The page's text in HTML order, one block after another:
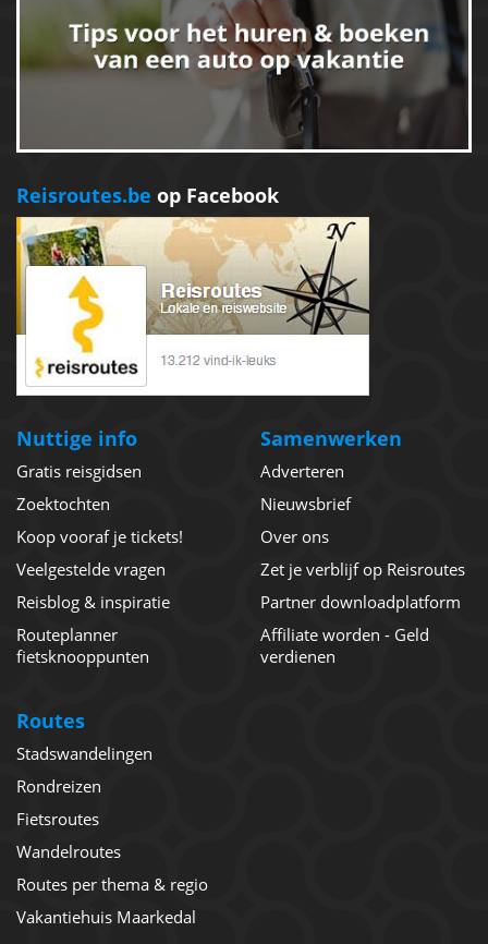
Reisroutes.be op Facebook
Nuttige info
Gratis reisgidsen
Zoektochten
Koop vooraf je tickets!
Veelgestelde vragen
Reisblog & inspiratie
Routeplanner
fietsknooppunten
Samenwerken
Adverteren
Nieuwsbrief
Over ons
Zet je verblijf op Reisroutes
Partner downloadplatform
Affiliate worden - Geld
verdienen
Routes
Stadswandelingen
Rondreizen
Fietsroutes
Wandelroutes
Routes per thema & regio
Vakantiehuis Maarkedal